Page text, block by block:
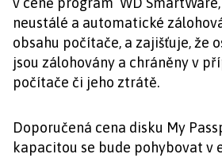
neustálé a automatické
obsahu počítače, a zajišťuje, že
jsou zálohovány a chráněny v
počítače či jeho ztrátě.
Doporučená cena disku My
kapacitou se bude pohybovat v